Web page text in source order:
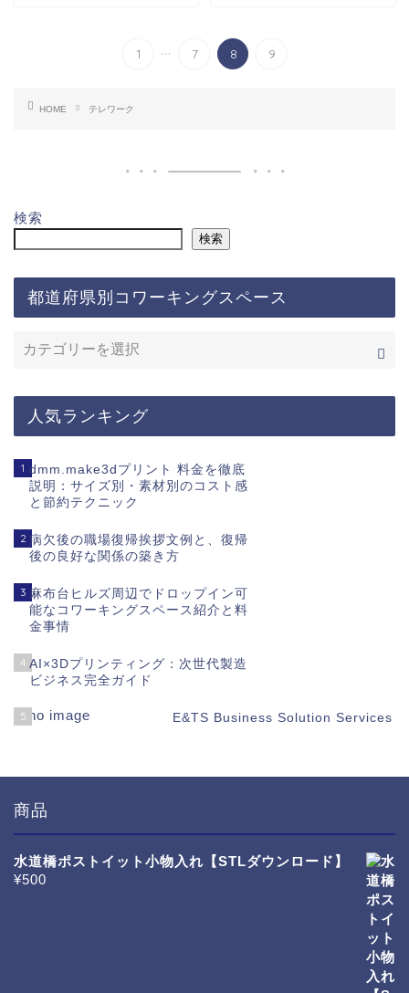
1 ... 7 8 9
HOME テレワーク
検索
検索
都道府県別コワーキングスペース
人気ランキング
1 dmm.make3dプリント 料金を徹底
説明：サイズ別・素材別のコスト感
と節約テクニック
2 病欠後の職場復帰挨拶文例と、復帰
後の良好な関係の築き方
3 麻布台ヒルズ周辺でドロップイン可
能なコワーキングスペース紹介と料
金事情
4 AI×3Dプリンティング：次世代製造
ビジネス完全ガイド
5 E&TS Business Solution Services
商品
水道橋ポストイット小物入れ【STLダウンロード】
¥500